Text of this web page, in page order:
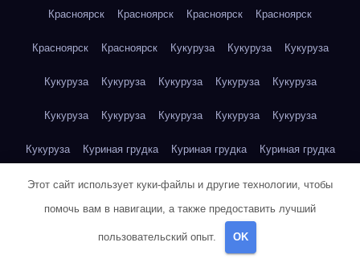
Красноярск Красноярск Красноярск Красноярск
Красноярск Красноярск Кукуруза Кукуруза Кукуруза
Кукуруза Кукуруза Кукуруза Кукуруза Кукуруза
Кукуруза Кукуруза Кукуруза Кукуруза Кукуруза
Кукуруза Куриная грудка Куриная грудка Куриная грудка
Куриная грудка Куриная грудка Куриная грудка
Куриная грудка Куриная грудка
Куриная грудка
Этот сайт использует куки-файлы и другие технологии, чтобы
помочь вам в навигации, а также предоставить лучший
пользовательский опыт. OK